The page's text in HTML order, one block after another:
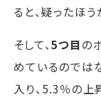
ると、疑ったほう
そして、 5つ目の
めているのでは
入り、5.3％の